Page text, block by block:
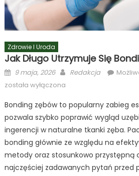
Zdrowie I Uroda
Jak Długo Utrzymuje Się
Posted
on
9 maja, 2026 Author
Redakcja
została wyłączona
Bonding zębów to popularny zabieg
pozwala szybko poprawić wygląd
ingerencji w naturalne tkanki zęba.
bonding głównie ze względu na
metody oraz stosunkowo przystępną
najczęściej zadawanych pytań przed